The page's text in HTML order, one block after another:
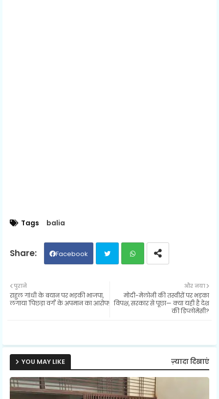
Tags balia
Facebook
ter ats
और नया
मोदी-मेलोनी की तस्वीरों पर भड़का
विपक्ष, सरकार से पूछा— क्या यही है देश
की डिप्लोमेसी?
पुराने
राहुल गांधी के बयान पर भड़की भाजपा,
लगाया 'पिछड़ा वर्ग' के अपमान का आरोप!
YOU MAY LIKE ज़्यादा दिखाएं